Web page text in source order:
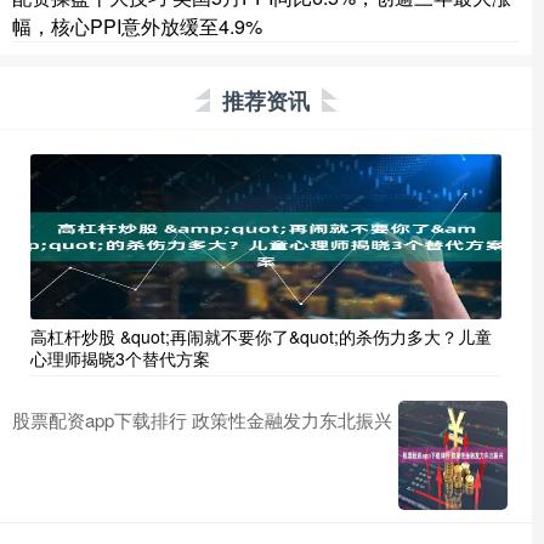
幅，核心PPI意外放缓至4.9%
推荐资讯
高杠杆炒股 &quot;再闹就不要你了&quot;的杀伤力多大？儿童
心理师揭晓3个替代方案
股票配资app下载排行 政策性金融发力东北振兴